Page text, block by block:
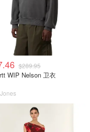
$289.95
Carhartt WIP Nelson 卫衣